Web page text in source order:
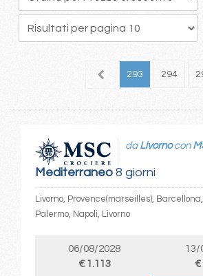
292 293 294
Mediterraneo8 giorni
da Livornocon
Livorno, Provence(marseilles),
Palermo, Napoli, Livorno
06/08/2028
€ 1.113
13/
€